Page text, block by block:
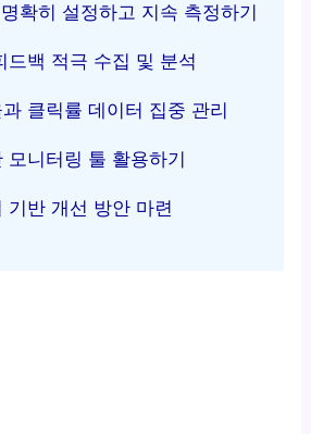
확히 설정하고 지속 측정하기
드백 적극 수집 및 분석
클릭률 데이터 집중 관리
모니터링 툴 활용하기
기반 개선 방안 마련